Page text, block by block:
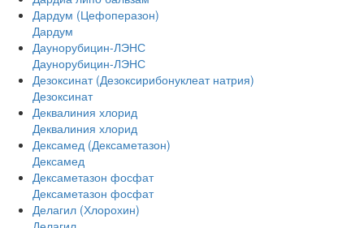
Дардум (Цефоперазон)
Дардум
Даунорубицин-ЛЭНС
Даунорубицин-ЛЭНС
Дезоксинат (Дезоксирибонуклеат натрия)
Дезоксинат
Деквалиния хлорид
Деквалиния хлорид
Дексамед (Дексаметазон)
Дексамед
Дексаметазон фосфат
Дексаметазон фосфат
Делагил (Хлорохин)